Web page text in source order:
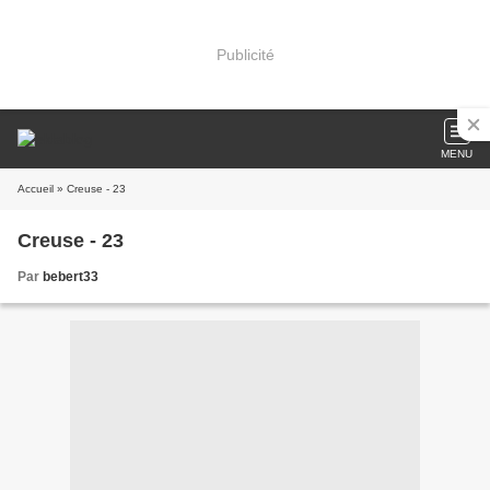
Publicité
MENU
Accueil » Creuse - 23
Creuse - 23
Par bebert33